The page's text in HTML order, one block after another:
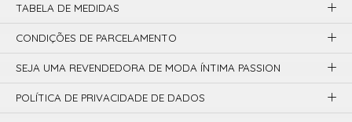
TABELA DE MEDIDAS
CONDIÇÕES DE PARCELAMENTO
SEJA UMA REVENDEDORA DE MODA ÍNTIMA PASSION
POLÍTICA DE PRIVACIDADE DE DADOS